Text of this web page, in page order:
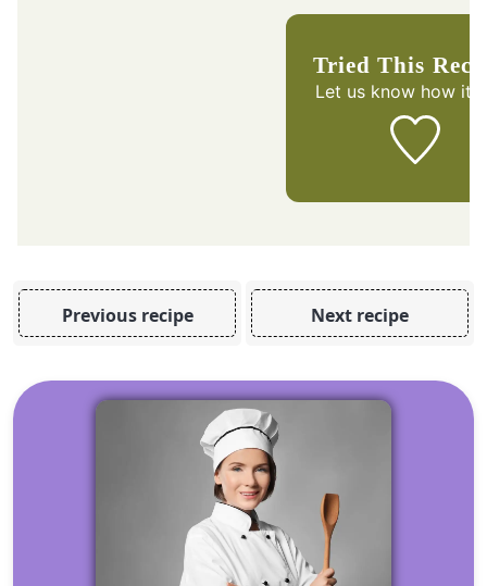
Tried This
Let us know how it
Previous recipe Next recipe